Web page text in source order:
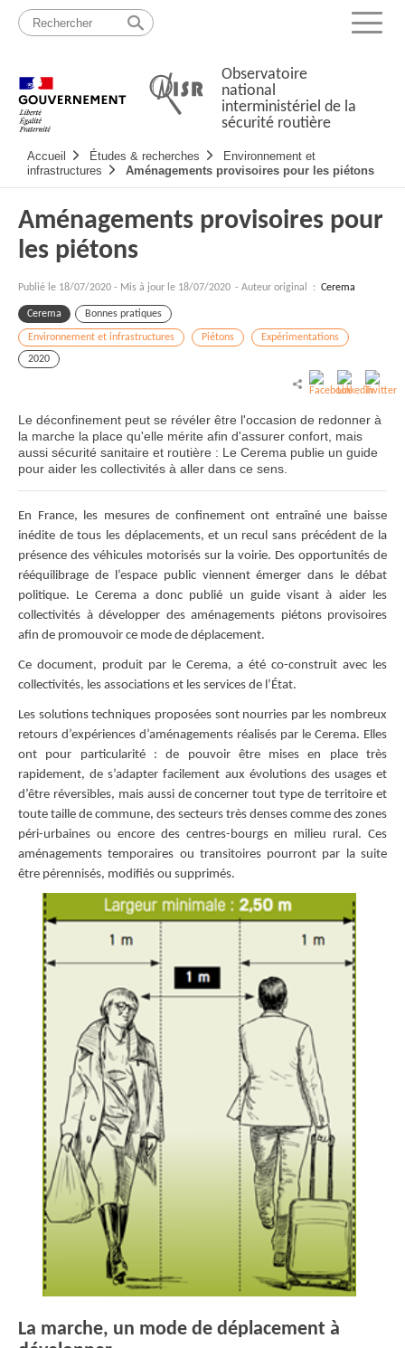
Passer
contenu
Menu
Observatoire
national
interministériel de la
sécurité routière
principale
Accueil Études & recherches
Environnement et
infrastructures
Aménagements provisoires pour les piétons
Aménagements provisoires pour
les piétons
Publié le 18/07/2020 - Mis à jour le 18/07/2020 - Auteur original : Cerema
Cerema Bonnes pratiques
Environnement et infrastructures Piétons
Expérimentations
2020
Le déconfinement peut se révéler être l'occasion de redonner à
la marche la place qu'elle mérite afin d'assurer confort, mais
aussi sécurité sanitaire et routière : Le Cerema publie un guide
pour aider les collectivités à aller dans ce sens.
En France, les mesures de confinement ont entraîné une baisse
inédite de tous les déplacements, et un recul sans précédent de la
présence des véhicules motorisés sur la voirie. Des opportunités de
rééquilibrage de l’espace public viennent émerger dans le débat
politique. Le Cerema a donc publié un guide visant à aider les
collectivités à développer des aménagements piétons provisoires
afin de promouvoir ce mode de déplacement.
Ce document, produit par le Cerema, a été co-construit avec les
collectivités, les associations et les services de l’État.
Les solutions techniques proposées sont nourries par les nombreux
retours d’expériences d’aménagements réalisés par le Cerema. Elles
ont pour particularité : de pouvoir être mises en place très
rapidement, de s’adapter facilement aux évolutions des usages et
d’être réversibles, mais aussi de concerner tout type de territoire et
toute taille de commune, des secteurs très denses comme des zones
péri-urbaines ou encore des centres-bourgs en milieu rural. Ces
aménagements temporaires ou transitoires pourront par la suite
être pérennisés, modifiés ou supprimés.
La marche, un mode de déplacement à